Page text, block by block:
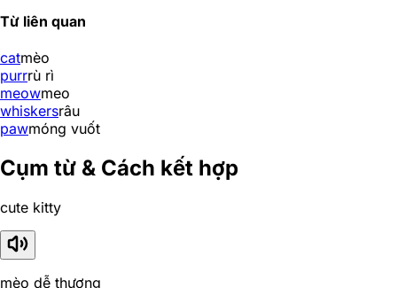
Từ liên quan
catmèo
purrrù rì
meowmeo
whiskersrâu
pawmóng vuốt
Cụm từ & Cách kết hợp
cute kitty
mèo dễ thương